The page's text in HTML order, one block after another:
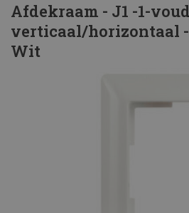
Afdekraam - J1 -1-
verticaal/horizontaal -
Wit